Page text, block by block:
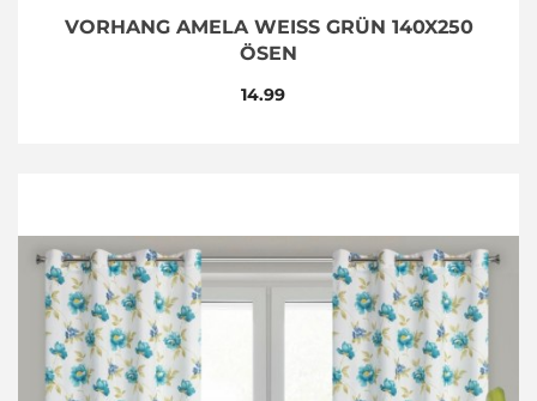
VORHANG AMELA WEISS GRÜN 140X250 Ö
SEN
14.99